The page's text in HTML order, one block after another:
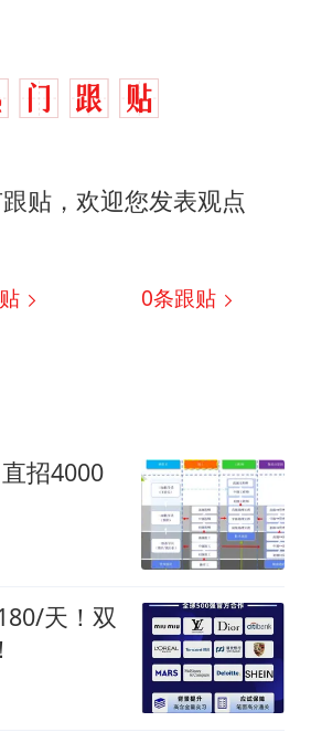
贴，欢迎您发表观点
0条跟贴
招4000
天！双